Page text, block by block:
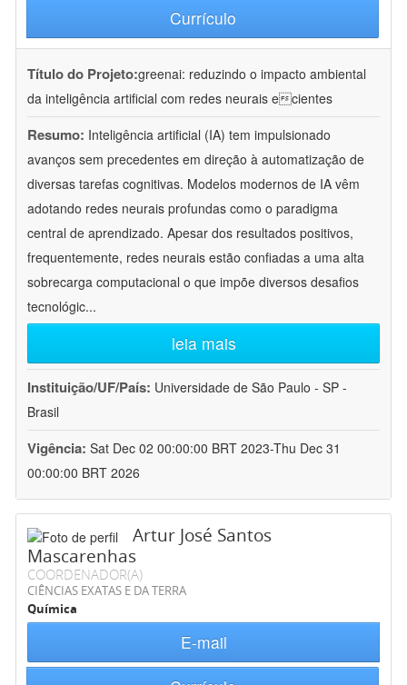
Currículo
Título do Projeto:greenai: reduzindo o impacto ambiental
da inteligência artificial com redes neurais ecientes
Resumo: Inteligência artificial (IA) tem impulsionado
avanços sem precedentes em direção à automatização de
diversas tarefas cognitivas. Modelos modernos de IA vêm
adotando redes neurais profundas como o paradigma
central de aprendizado. Apesar dos resultados positivos,
frequentemente, redes neurais estão confiadas a uma alta
sobrecarga computacional o que impõe diversos desafios
tecnológic...
leia mais
Instituição/UF/País: Universidade de São Paulo - SP -
Brasil
Vigência: Sat Dec 02 00:00:00 BRT 2023-Thu Dec 31
00:00:00 BRT 2026
Artur José Santos
Mascarenhas
COORDENADOR(A)
CIÊNCIAS EXATAS E DA TERRA
Química
E-mail